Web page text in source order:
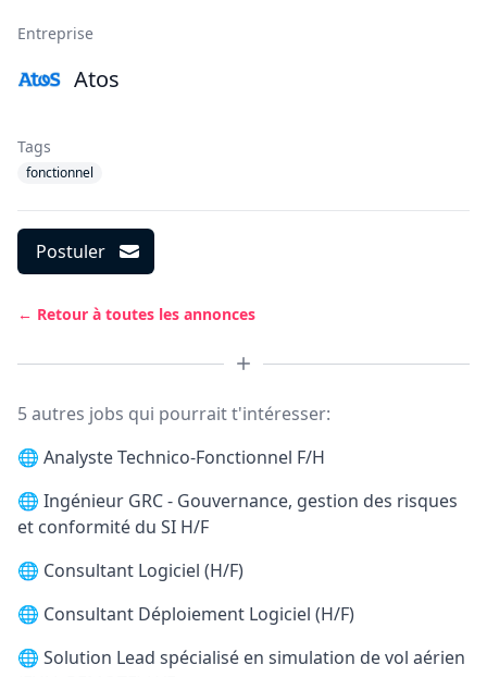
Entreprise
Atos
Tags
fonctionnel
Postuler
← Retour à toutes les annonces
5 autres jobs qui pourrait t'intéresser:
🌐 Analyste Technico-Fonctionnel F/H
🌐 Ingénieur GRC - Gouvernance, gestion des risques
et conformité du SI H/F
🌐 Consultant Logiciel (H/F)
🌐 Consultant Déploiement Logiciel (H/F)
🌐 Solution Lead spécialisé en simulation de vol aérien